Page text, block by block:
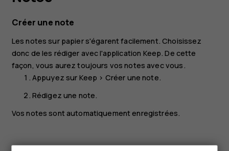
Nokia
7
Plus
Créer une note
Les notes sur papier s'égarent facilement. Choisissez
donc de les rédiger avec l'application Keep. De cette
façon, vous aurez toujours vos notes avec vous.
Appuyez sur Keep > Créer une note.
Rédigez une note.
Vos notes sont automatiquement enregistrées.